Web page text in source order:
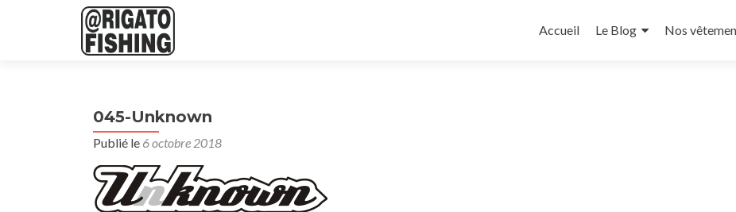
au
Accueil Le Blog Nos
045-Unknown
Publié le 6 octobre 2018